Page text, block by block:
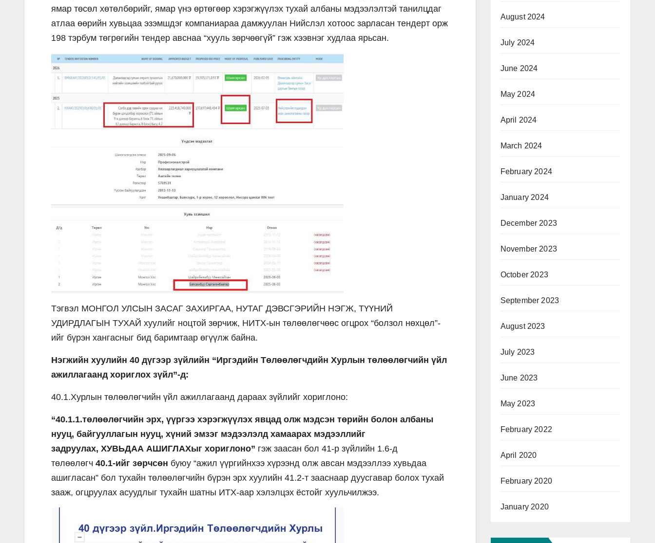
ямар төсөл хөтөлбөрийг, ямар үнэ өртөгөөр хэрэгжүүлэх тухай албаны мэдээлэлтэй танилцдаг
атлаа өөрийн хувьцаа эзэмшдэг компаниараа дамжуулан Нийслэл хотоос зарласан тендерт орж
198 тэрбум төгрөгийн тендер авснаа “хууль зөрчөөгүй” гэж хээвнэг худлаа ярьсан.
Тэгвэл МОНГОЛ УЛСЫН ЗАСАГ ЗАХИРГАА, НУТАГ ДЭВСГЭРИЙН НЭГЖ, ТҮҮНИЙ
УДИРДЛАГЫН ТУХАЙ хуулийг ноцтой зөрчиж, НИТХ-ын төлөөлөгчөөс огцрох “болзол нөхцөл”-
ийг бүрэн хангасныг бид баримтаар өгүүлж байна.
Нэгжийн хуулийн 40 дүгээр зүйлийн “Иргэдийн Төлөөлөгчдийн Хурлын төлөөлөгчийн үйл
ажиллагаанд хориглох зүйл”-д:
40.1.Хурлын төлөөлөгчийн үйл ажиллагаанд дараах зүйлийг хориглоно:
“40.1.1.төлөөлөгчийн эрх, үүргээ хэрэгжүүлэх явцад олж мэдсэн төрийн болон албаны
нууц, байгууллагын нууц, хүний эмзэг мэдээлэлд хамаарах мэдээллийг
задруулах, ХУВЬДАА АШИГЛАХыг хориглоно” гэж заасан бол 41-р зүйлийн 1.6-д
төлөөлөгч 40.1-ийг зөрчсөн буюу “ажил үүргийнхээ хүрээнд олж авсан мэдээллээ хувьдаа
ашигласан” бол тухайн төлөөлөгчийн бүрэн эрх хуулийн 41.2-т зааснаар дуусгавар болох тухай
зааж, огцруулах асуудлыг тухайн шатны ИТХ-аар хэлэлцэх ёстойг хуульчилжээ.
August 2024
July 2024
June 2024
May 2024
April 2024
March 2024
February 2024
January 2024
December 2023
November 2023
October 2023
September 2023
August 2023
July 2023
June 2023
May 2023
February 2022
April 2020
February 2020
January 2020